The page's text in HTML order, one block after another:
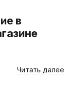
в
товары, как
Читать далее